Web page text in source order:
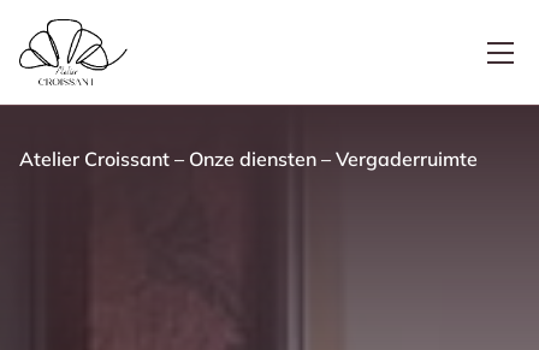
Atelier Croissant – Onze diensten – Vergaderruimte